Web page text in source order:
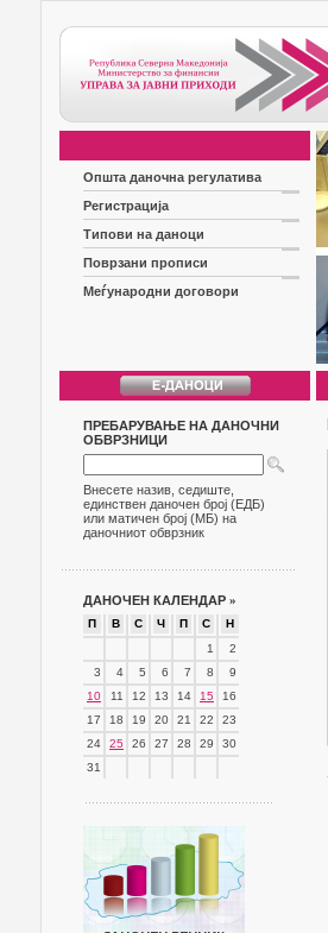
Општа даночна регулатива
Регистрација
Типови на даноци
Поврзани прописи
Меѓународни договори
ПРЕБАРУВАЊЕ НА ДАНОЧНИ
ОБВРЗНИЦИ
Внесете назив, седиште,
единствен даночен број (ЕДБ)
или матичен број (МБ) на
даночниот обврзник
ДАНОЧЕН КАЛЕНДАР »
П В С Ч П С
Н
1
2
3
4 5 6 7 8
9
10
11 12 13 14 15
16
17
18 19 20 21 22
23
24
25 26 27 28 29
30
31